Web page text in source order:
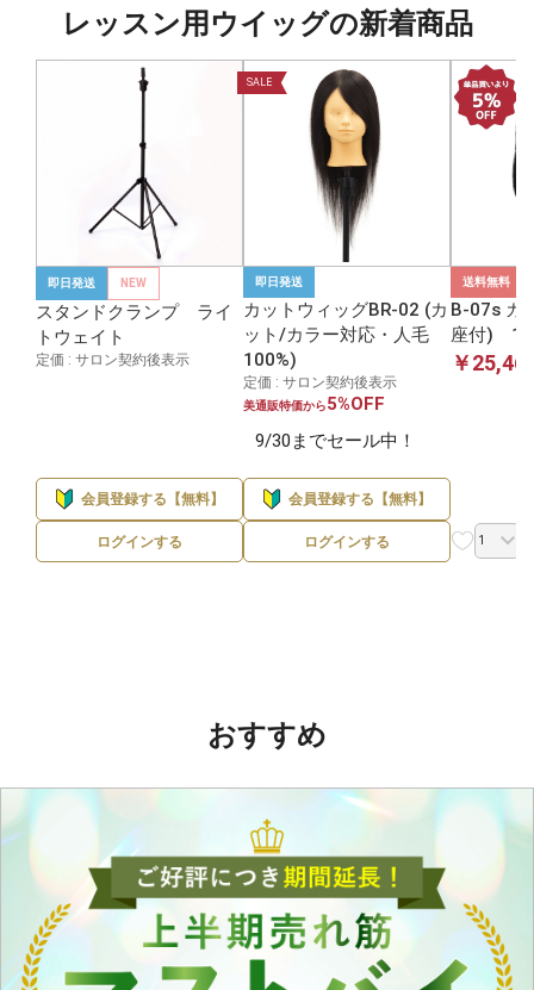
レッスン用ウイッグの新着商品
即日発送 NEW
スタンドクランプ ライ
トウェイト
定価 : サロン契約後表示
会員登録する【無料】
ログインする
SALE
即日発送
カットウィッグBR-02 (カ
ット/カラー対応・人毛
100%)
定価 : サロン契約後表示
美通販特価から5%OFF
9/30までセール中！
会員登録する【無料】
ログインする
送料無料
B-07s カ
座付) 10
￥
おすすめ